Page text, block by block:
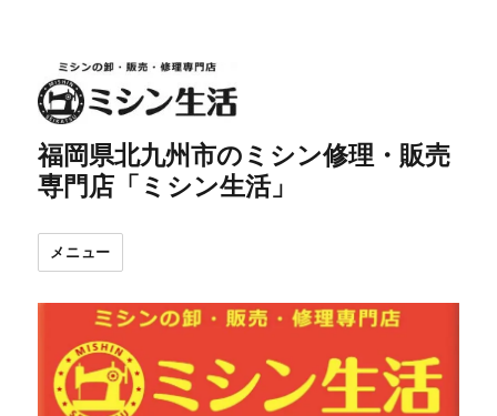
福岡県北九州市のミシン修理・販売
専門店「ミシン生活」
メニュー